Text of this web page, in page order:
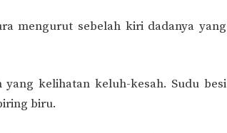
mengurut sebelah kiri dadanya yang
kelihatan keluh-kesah. Sudu besi
biru.